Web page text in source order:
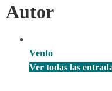
Autor
Vento
Ver todas las